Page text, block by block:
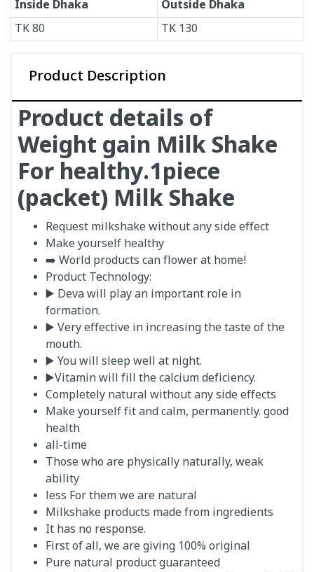
Inside Dhaka
Outside Dhaka
TK80 TK 130
Product Description
Product details of
Weight gain Milk Shake
For healthy.1piece
(packet) Milk Shake
Request milkshake without any side effect
Make yourself healthy
➡️ World products can flower at home!
Product Technology:
▶️ Deva will play an important role in
formation.
▶️ Very effective in increasing the taste of the
mouth.
▶️ You will sleep well at night.
▶️Vitamin will fill the calcium deficiency.
Completely natural without any side effects
Make yourself fit and calm, permanently. good
health
all-time
Those who are physically naturally, weak
ability
less For them we are natural
Milkshake products made from ingredients
It has no response.
First of all, we are giving 100% original
Pure natural product guaranteed